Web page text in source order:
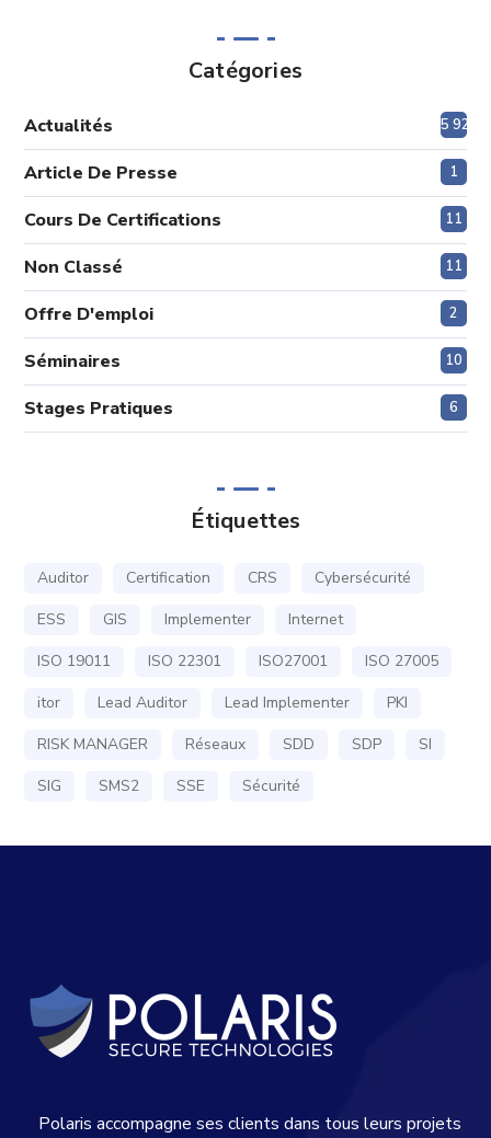
Catégories
Actualités 5 920
Article De Presse 1
Cours De Certifications 11
Non Classé 11
Offre D'emploi 2
Séminaires 10
Stages Pratiques 6
Étiquettes
Auditor Certification CRS
Cybersécurité
ESS
GIS Implementer
Internet
ISO 19011
ISO 22301 ISO27001
ISO 27005
itor
Lead Auditor Lead Implementer
PKI
RISK MANAGER
Réseaux SDD SDP
SI
SIG
SMS2 SSE Sécurité
Polaris accompagne ses clients dans tous leurs projets